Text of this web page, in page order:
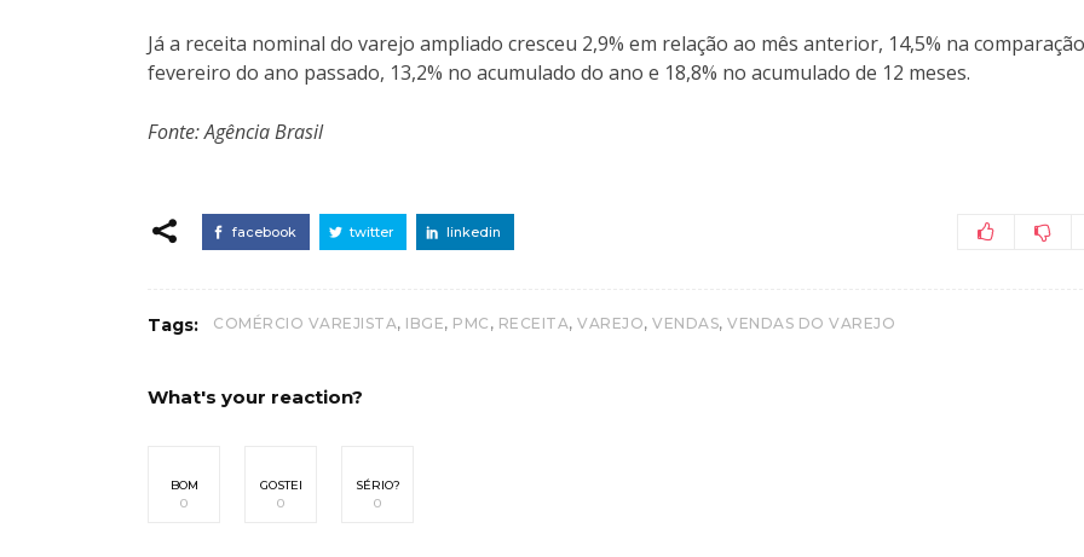
Já a receita nominal do varejo ampliado cresceu 2,9% em relação ao mês anterior, 14,5% na
fevereiro do ano passado, 13,2% no acumulado do ano e 18,8% no acumulado de 12 meses.
Fonte: Agência Brasil
facebook twitter linkedin
Tags: COMÉRCIO VAREJISTA, IBGE, PMC , RECEITA, VAREJO, VENDAS, VENDAS DO VAREJO
What's your reaction?
BOM
0
GOSTEI
0
SÉRIO?
0